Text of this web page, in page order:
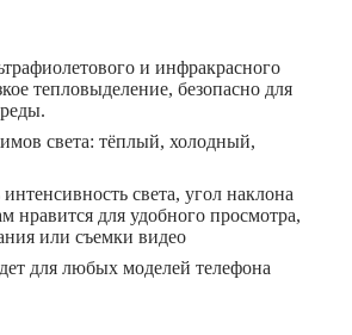
и инфракрасного
тепловыделение, безопасно для
света: тёплый, холодный,
света, угол наклона
нравится для удобного просмотра,
или съемки видео
для любых моделей телефона